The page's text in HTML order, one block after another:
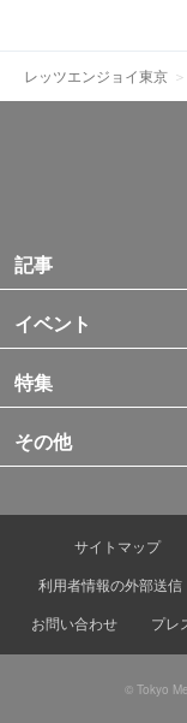
レッツエンジョイ東京
記事
イベント
特集
その他
サイトマップ
利用者情報の外部送信
お問い合わせ
プレ
© Tokyo